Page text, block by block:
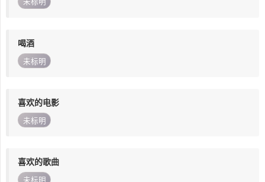
喝酒
未标明
喜欢的电影
未标明
喜欢的歌曲
未标明